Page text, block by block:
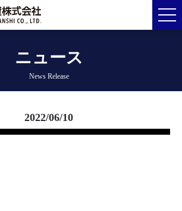
ニュース
News Release
2022/06/10